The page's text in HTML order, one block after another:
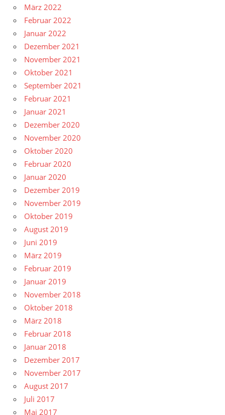
März 2022
Februar 2022
Januar 2022
Dezember 2021
November 2021
Oktober 2021
September 2021
Februar 2021
Januar 2021
Dezember 2020
November 2020
Oktober 2020
Februar 2020
Januar 2020
Dezember 2019
November 2019
Oktober 2019
August 2019
Juni 2019
März 2019
Februar 2019
Januar 2019
November 2018
Oktober 2018
März 2018
Februar 2018
Januar 2018
Dezember 2017
November 2017
August 2017
Juli 2017
Mai 2017